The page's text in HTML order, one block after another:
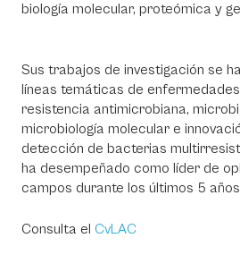
biología molecular, proteómica y
Sus trabajos de investigación se
líneas temáticas de
resistencia antimicrobiana,
microbiología molecular e
detección de bacterias
ha desempeñado como líder de
campos durante los últimos 5
Consulta el CvLAC